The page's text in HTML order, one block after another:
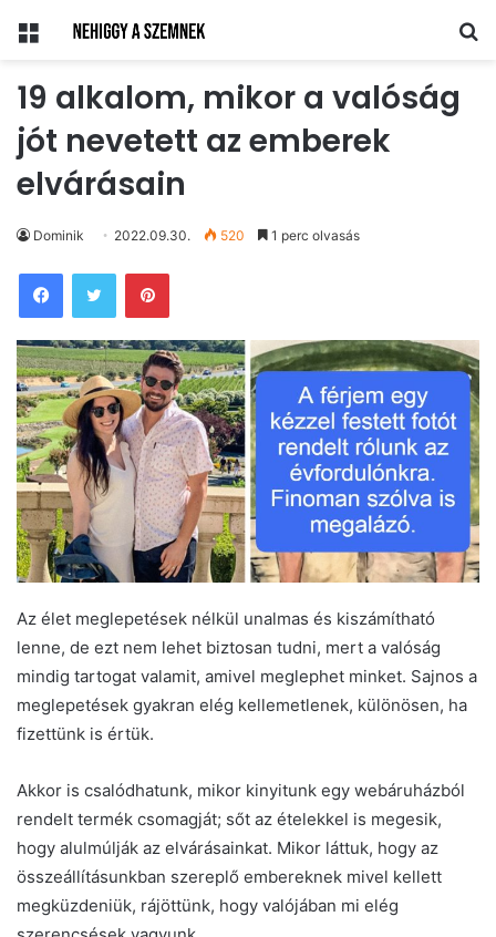
Menü
19 alkalom, mikor a valóság
jót nevetett az emberek
elvárásain
Dominik 2022.09.30. 520 1 perc olvasás
Pinterest
Az élet meglepetések nélkül unalmas és kiszámítható
lenne, de ezt nem lehet biztosan tudni, mert a valóság
mindig tartogat valamit, amivel meglephet minket. Sajnos a
meglepetések gyakran elég kellemetlenek, különösen, ha
fizettünk is értük.
Akkor is csalódhatunk, mikor kinyitunk egy webáruházból
rendelt termék csomagját; sőt az ételekkel is megesik,
hogy alulmúlják az elvárásainkat. Mikor láttuk, hogy az
összeállításunkban szereplő embereknek mivel kellett
megküzdeniük, rájöttünk, hogy valójában mi elég